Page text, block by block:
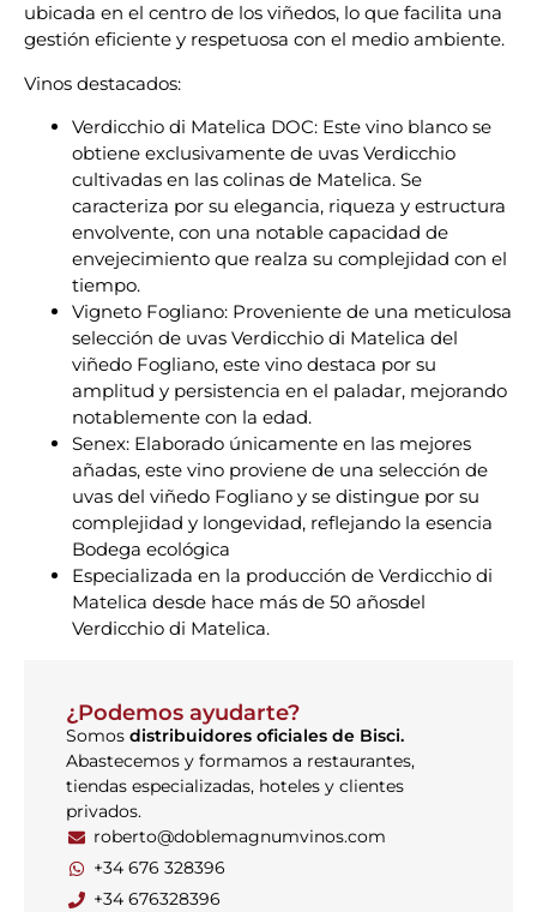
ubicada en el centro de los viñedos, lo que facilita una
gestión eficiente y respetuosa con el medio ambiente.
Vinos destacados:
Verdicchio di Matelica DOC: Este vino blanco se
obtiene exclusivamente de uvas Verdicchio
cultivadas en las colinas de Matelica. Se
caracteriza por su elegancia, riqueza y estructura
envolvente, con una notable capacidad de
envejecimiento que realza su complejidad con el
tiempo. ​
Vigneto Fogliano: Proveniente de una meticulosa
selección de uvas Verdicchio di Matelica del
viñedo Fogliano, este vino destaca por su
amplitud y persistencia en el paladar, mejorando
notablemente con la edad. ​
Senex: Elaborado únicamente en las mejores
añadas, este vino proviene de una selección de
uvas del viñedo Fogliano y se distingue por su
complejidad y longevidad, reflejando la esencia
Bodega ecológica
Especializada en la producción de Verdicchio di
Matelica desde hace más de 50 añosdel
Verdicchio di Matelica.
¿Podemos ayudarte?
Somos distribuidores oficiales de Bisci.
Abastecemos y formamos a restaurantes,
tiendas especializadas, hoteles y clientes
privados.
roberto@doblemagnumvinos.com
+34 676 328396
+34 676328396